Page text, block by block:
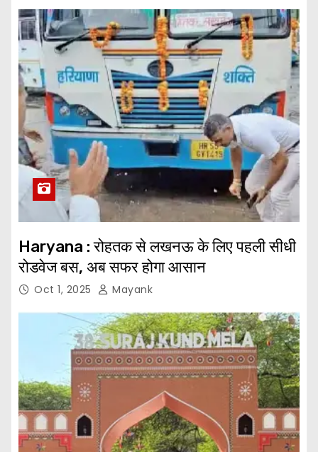
Haryana : रोहतक से लखनऊ के लिए पहली सीधी
रोडवेज बस, अब सफर होगा आसान
Oct 1, 2025 Mayank